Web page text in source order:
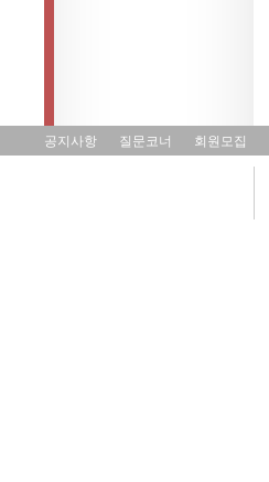
공지사항 질문코너 회원모집